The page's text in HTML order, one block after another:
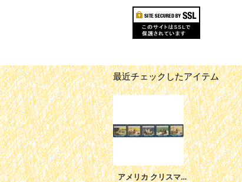
最近チェックしたアイテム
アメリカ クリスマスシール 2007年